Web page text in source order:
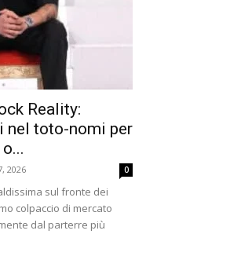
Reality:
nel toto-nomi per
2026 0
sul fronte dei
colpaccio di mercato
dal parterre più